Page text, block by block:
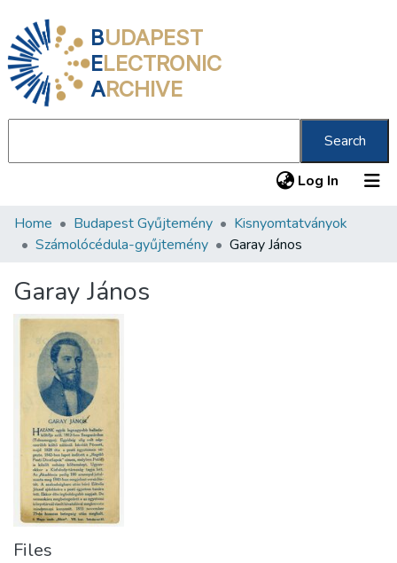
BUDAPEST
ELECTRONIC
ARCHIVE
Search
Log In (current)
Communities & Collections
Statistics
About us
Home Budapest Gyűjtemény
Kisnyomtatványok
Számolócédula-gyűjtemény
Garay János
Garay János
Files